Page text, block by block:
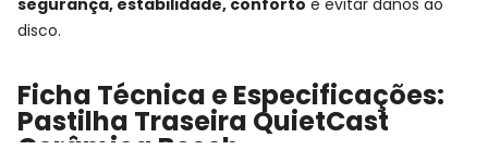
disco.
Ficha Técnica e Especificações:
Pastilha Traseira QuietCast